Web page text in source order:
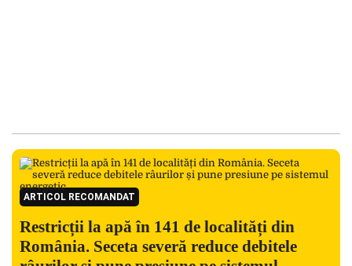
ARTICOL RECOMANDAT
Restricții la apă în 141 de localități din
România. Seceta severă reduce debitele